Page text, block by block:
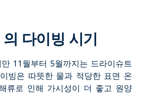
다이빙 시기
11월부터 5월까지는 드라이슈트
빙은 따뜻한 물과 적당한 표면 온
류로 인해 가시성이 더 좋고 원양